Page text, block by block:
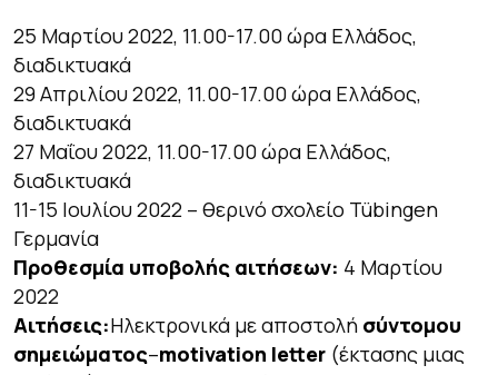
25 Μαρτίου 2022, 11.00-17.00 ώρα Ελλάδος,
διαδικτυακά
29 Απριλίου 2022, 11.00-17.00 ώρα Ελλάδος,
διαδικτυακά
27 Μαΐου 2022, 11.00-17.00 ώρα Ελλάδος,
διαδικτυακά
11-15 Ιουλίου 2022 – θερινό σχολείο Tübingen
Γερμανία
Προθεσμία υποβολής αιτήσεων: 4 Μαρτίου
2022
Αιτήσεις:Ηλεκτρονικά με αποστολή σύντομου
σημειώματος–motivation letter (έκτασης μιας